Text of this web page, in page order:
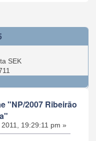
SEK
"NP/2007 Ribeirão
2011, 19:29:11 pm »